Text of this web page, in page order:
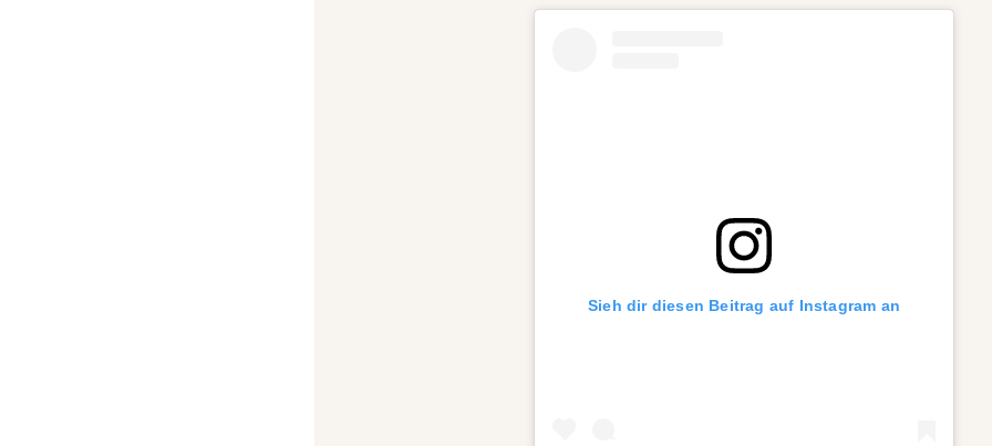
Sieh dir diesen Beitrag auf Instagram an